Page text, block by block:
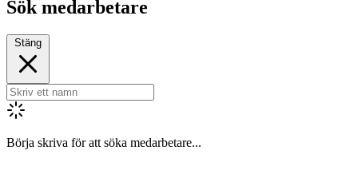
Sök medarbetare
Stäng
Börja skriva för att söka medarbetare...